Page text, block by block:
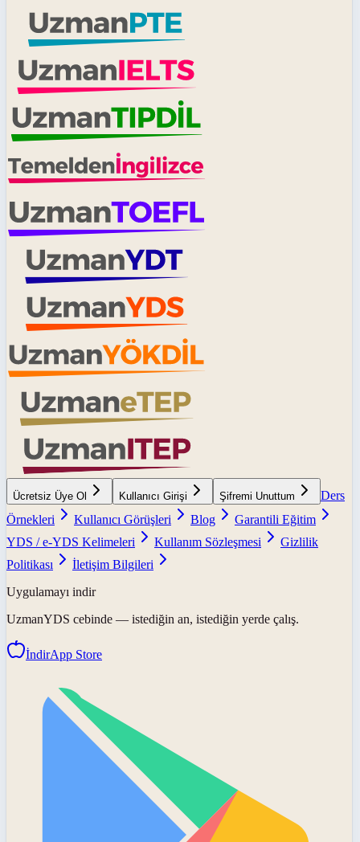
Ücretsiz Üye Ol Kullanıcı Girişi Şifremi Unuttum
Ders
Örnekleri
Kullanıcı Görüşleri Blog
Garantili Eğitim
YDS / e-YDS Kelimeleri
Kullanım Sözleşmesi
Gizlilik
Politikası
İletişim Bilgileri
Uygulamayı indir
UzmanYDS cebinde — istediğin an, istediğin yerde çalış.
İndirApp Store